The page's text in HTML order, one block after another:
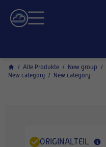
/ Alle Produkte / New group /
New category / New category
ORIGINALTEIL